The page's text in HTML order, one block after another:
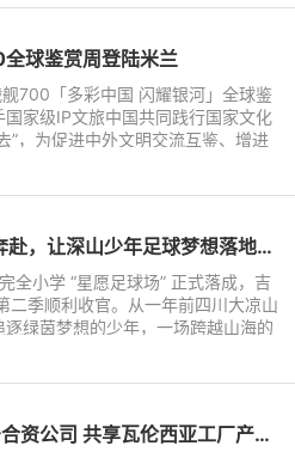
球鉴赏周登陆米兰
700「多彩中国 闪耀银河」全球鉴
家级IP文旅中国共同践行国家文化
”，为促进中外文明交流互鉴、增进
吉利星愿与80万车主双向奔赴，让深山少年足球梦想落地生根
全小学 “星愿足球场” 正式落成，吉
二季顺利收官。从一年前四川大凉山
绿茵梦想的少年，一场跨越山海的
吉利汽车与福特成立西班牙合资公司 共享瓦伦西亚工厂产能进行本地化生产